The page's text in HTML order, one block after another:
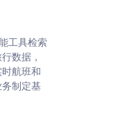
工具检索
数据，
航班和
制定基